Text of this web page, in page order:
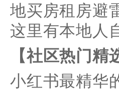
地买房租房避
这里有本地人
【社区热门精
小红书最精华